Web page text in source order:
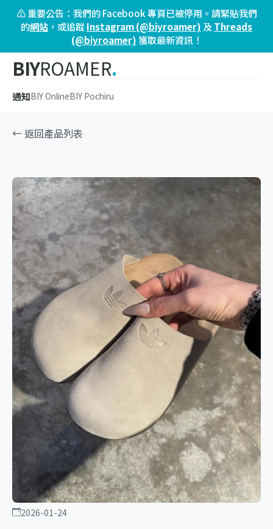
⚠️ 重要公告：我們的 Facebook 專頁已被停用。請緊貼我們
的網站 ，或追蹤Instagram (@biyroamer) 及 Threads
(@biyroamer)獲取最新資訊！
BIYROAMER.
通知BIY OnlineBIY Pochiru
← 返回產品列表
2026-01-24